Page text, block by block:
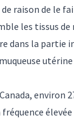
raison de le
les tissus de
dans la partie
utérine
environ
élevée